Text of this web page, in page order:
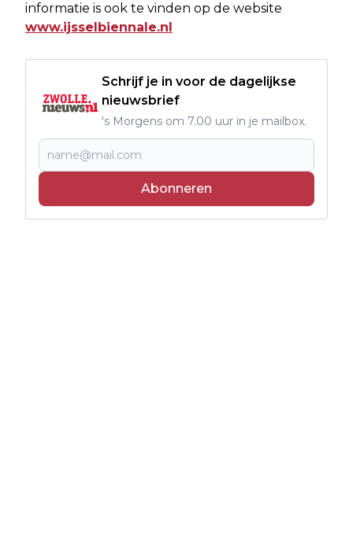
informatie is ook te vinden op de website
www.ijsselbiennale.nl
Schrijf je in voor de dagelijkse
nieuwsbrief
's Morgens om 7.00 uur in je mailbox.
Abonneren